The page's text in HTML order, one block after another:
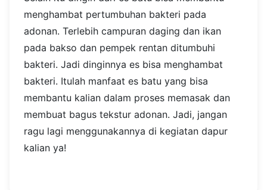
menghambat pertumbuhan bakteri pada
adonan. Terlebih campuran daging dan ikan
pada bakso dan pempek rentan ditumbuhi
bakteri. Jadi dinginnya es bisa menghambat
bakteri. Itulah manfaat es batu yang bisa
membantu kalian dalam proses memasak dan
membuat bagus tekstur adonan. Jadi, jangan
ragu lagi menggunakannya di kegiatan dapur
kalian ya!